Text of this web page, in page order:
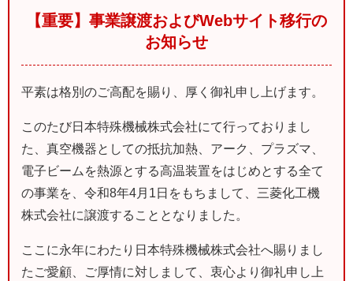
【重要】事業譲渡およびWebサイト移行の
お知らせ
平素は格別のご高配を賜り、厚く御礼申し上げます。
このたび日本特殊機械株式会社にて行っておりまし
た、真空機器としての抵抗加熱、アーク、プラズマ、
電子ビームを熱源とする高温装置をはじめとする全て
の事業を、令和8年4月1日をもちまして、三菱化工機
株式会社に譲渡することとなりました。
ここに永年にわたり日本特殊機械株式会社へ賜りまし
たご愛顧、ご厚情に対しまして、衷心より御礼申し上